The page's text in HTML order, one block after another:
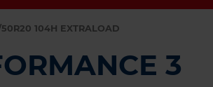
104H EXTRALOAD
3